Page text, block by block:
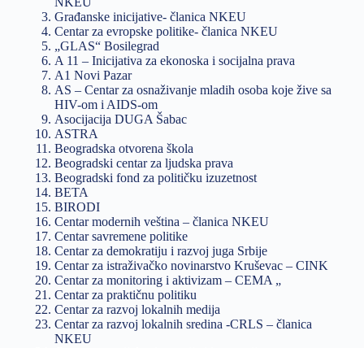
Građanske inicijative- članica NKEU
Centar za evropske politike- članica NKEU
„GLAS“ Bosilegrad
A 11 – Inicijativa za ekonoska i socijalna prava
A1 Novi Pazar
AS – Centar za osnaživanje mladih osoba koje žive sa
HIV-om i AIDS-om
Asocijacija DUGA Šabac
ASTRA
Beogradska otvorena škola
Beogradski centar za ljudska prava
Beogradski fond za političku izuzetnost
BETA
BIRODI
Centar modernih veština – članica NKEU
Centar savremene politike
Centar za demokratiju i razvoj juga Srbije
Centar za istraživačko novinarstvo Kruševac – CINK
Centar za monitoring i aktivizam – CEMA „
Centar za praktičnu politiku
Centar za razvoj lokalnih medija
Centar za razvoj lokalnih sredina -CRLS – članica
NKEU